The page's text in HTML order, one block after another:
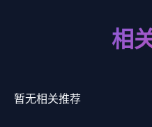
相
暂无相关推荐